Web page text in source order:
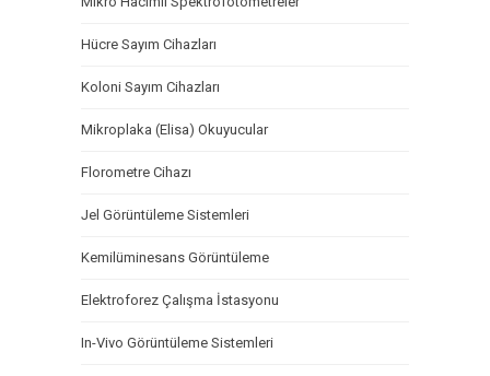
Hücre Sayım Cihazları
Koloni Sayım Cihazları
Mikroplaka (Elisa) Okuyucular
Florometre Cihazı
Jel Görüntüleme Sistemleri
Kemilüminesans Görüntüleme
Elektroforez Çalışma İstasyonu
In-Vivo Görüntüleme Sistemleri